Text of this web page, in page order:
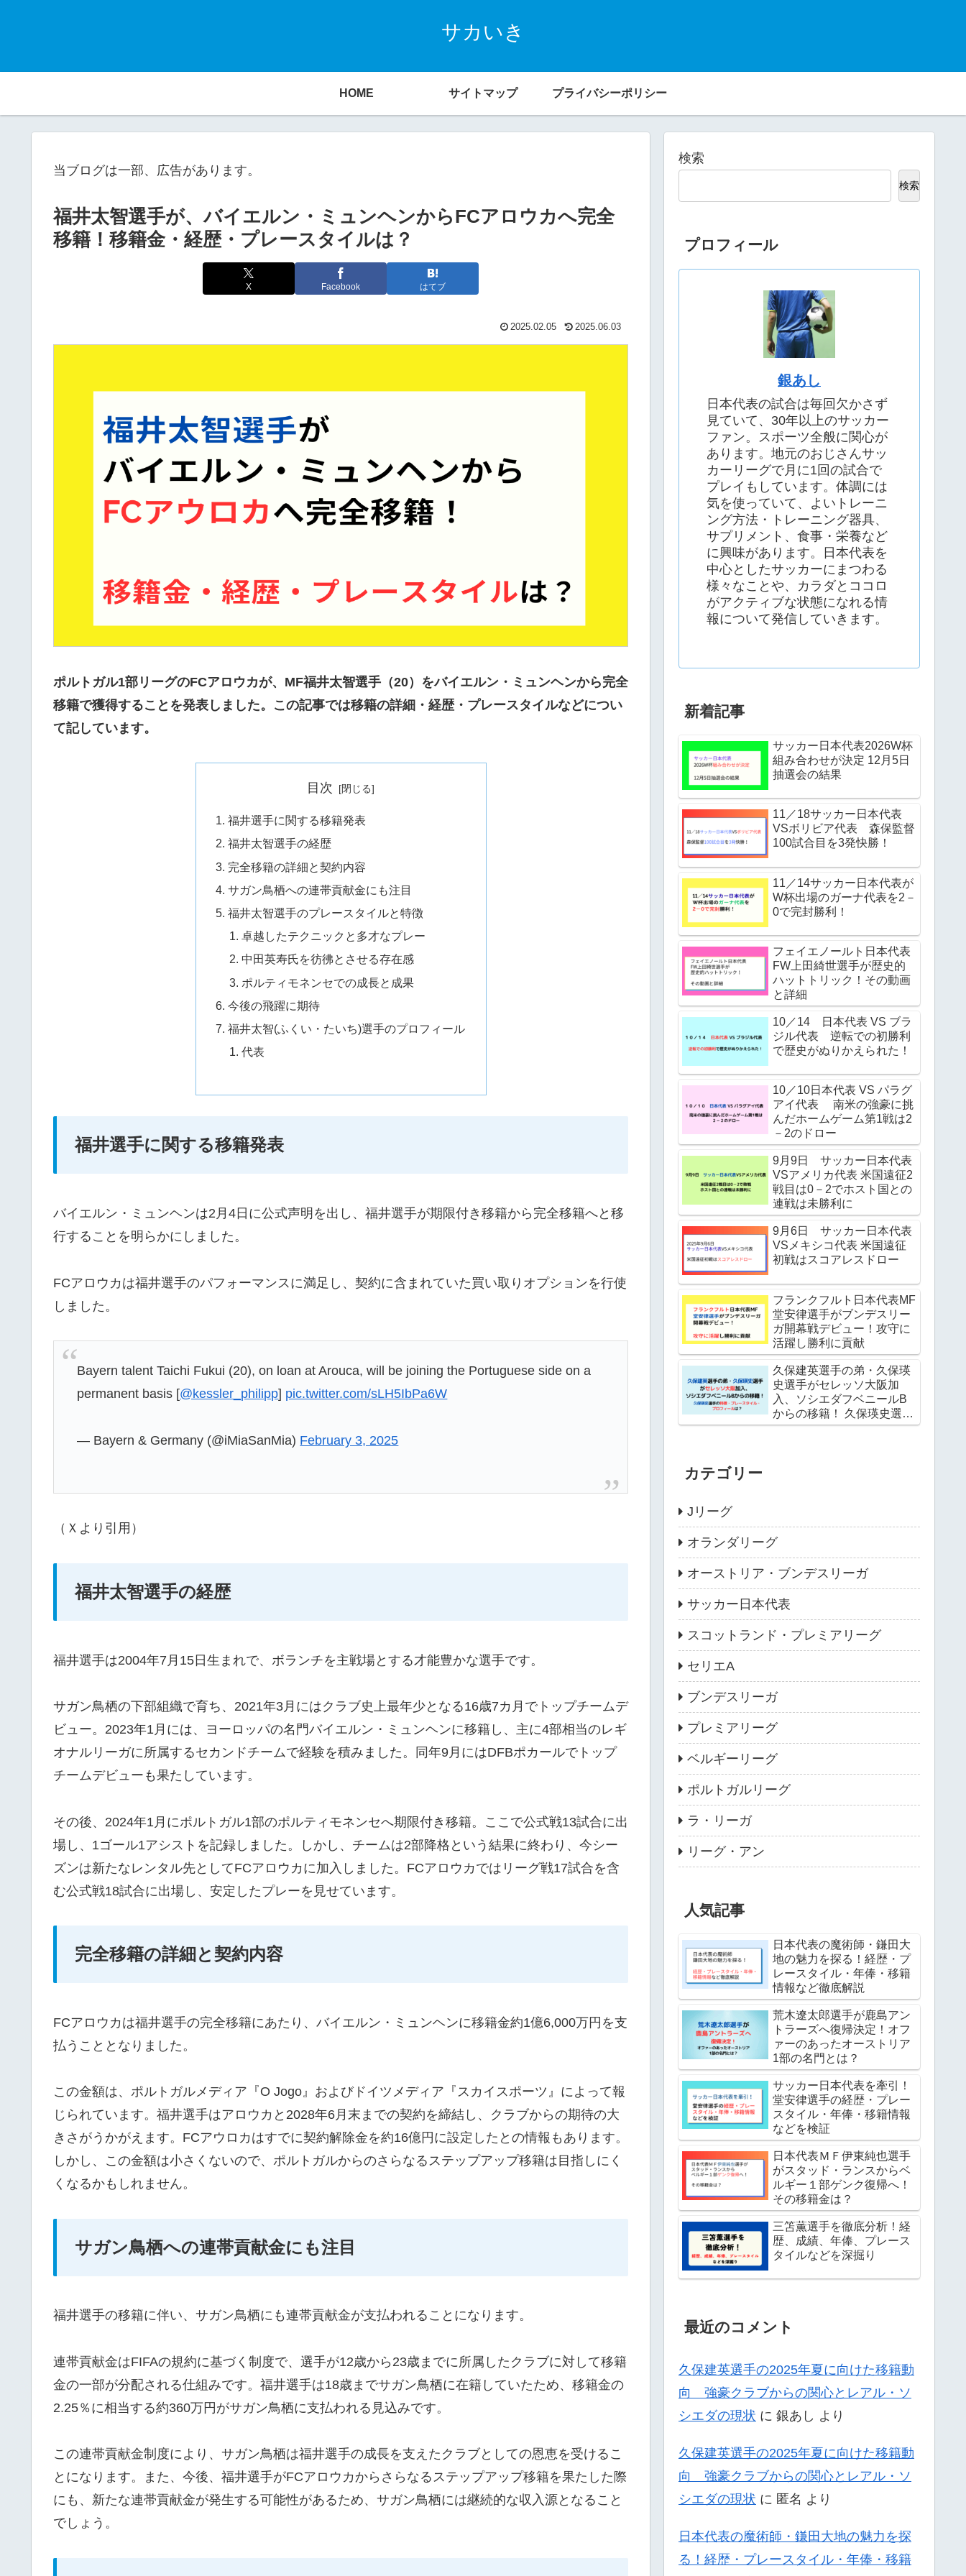
サカいき
HOME サイトマップ プライバシーポリシー
当ブログは一部、広告があります。
福井太智選手が、バイエルン・ミュンヘンからFCアロウカへ完全
移籍！移籍金・経歴・プレースタイルは？
X Facebook はてブ
2025.02.05 2025.06.03
ポルトガル1部リーグのFCアロウカが、MF福井太智選手（20）をバイエルン・ミュンヘンから完全
移籍で獲得することを発表しました。この記事では移籍の詳細・経歴・プレースタイルなどについ
て記しています。
目次
福井選手に関する移籍発表
福井太智選手の経歴
完全移籍の詳細と契約内容
サガン鳥栖への連帯貢献金にも注目
福井太智選手のプレースタイルと特徴
卓越したテクニックと多才なプレー
中田英寿氏を彷彿とさせる存在感
ポルティモネンセでの成長と成果
今後の飛躍に期待
福井太智(ふくい・たいち)選手のプロフィール
代表
福井選手に関する移籍発表
バイエルン・ミュンヘンは2月4日に公式声明を出し、福井選手が期限付き移籍から完全移籍へと移
行することを明らかにしました。
FCアロウカは福井選手のパフォーマンスに満足し、契約に含まれていた買い取りオプションを行使
しました。
Bayern talent Taichi Fukui (20), on loan at Arouca, will be joining the Portuguese side on a
permanent basis [@kessler_philipp] pic.twitter.com/sLH5IbPa6W
— Bayern & Germany (@iMiaSanMia) February 3, 2025
（Ｘより引用）
福井太智選手の経歴
福井選手は2004年7月15日生まれで、ボランチを主戦場とする才能豊かな選手です。
サガン鳥栖の下部組織で育ち、2021年3月にはクラブ史上最年少となる16歳7カ月でトップチームデ
ビュー。2023年1月には、ヨーロッパの名門バイエルン・ミュンヘンに移籍し、主に4部相当のレギ
オナルリーガに所属するセカンドチームで経験を積みました。同年9月にはDFBポカールでトップ
チームデビューも果たしています。
その後、2024年1月にポルトガル1部のポルティモネンセへ期限付き移籍。ここで公式戦13試合に出
場し、1ゴール1アシストを記録しました。しかし、チームは2部降格という結果に終わり、今シー
ズンは新たなレンタル先としてFCアロウカに加入しました。FCアロウカではリーグ戦17試合を含
む公式戦18試合に出場し、安定したプレーを見せています。
完全移籍の詳細と契約内容
FCアロウカは福井選手の完全移籍にあたり、バイエルン・ミュンヘンに移籍金約1億6,000万円を支
払うこととなりました。
この金額は、ポルトガルメディア『O Jogo』およびドイツメディア『スカイスポーツ』によって報
じられています。福井選手はアロウカと2028年6月末までの契約を締結し、クラブからの期待の大
きさがうかがえます。FCアウロカはすでに契約解除金を約16億円に設定したとの情報もあります。
しかし、この金額は小さくないので、ポルトガルからのさらなるステップアップ移籍は目指しにく
くなるかもしれません。
サガン鳥栖への連帯貢献金にも注目
福井選手の移籍に伴い、サガン鳥栖にも連帯貢献金が支払われることになります。
連帯貢献金はFIFAの規約に基づく制度で、選手が12歳から23歳までに所属したクラブに対して移籍
金の一部が分配される仕組みです。福井選手は18歳までサガン鳥栖に在籍していたため、移籍金の
2.25％に相当する約360万円がサガン鳥栖に支払われる見込みです。
この連帯貢献金制度により、サガン鳥栖は福井選手の成長を支えたクラブとしての恩恵を受けるこ
とになります。また、今後、福井選手がFCアロウカからさらなるステップアップ移籍を果たした際
にも、新たな連帯貢献金が発生する可能性があるため、サガン鳥栖には継続的な収入源となること
でしょう。
検索
検索
プロフィール
銀あし
日本代表の試合は毎回欠かさず
見ていて、30年以上のサッカー
ファン。スポーツ全般に関心が
あります。地元のおじさんサッ
カーリーグで月に1回の試合で
プレイもしています。体調には
気を使っていて、よいトレーニ
ング方法・トレーニング器具、
サプリメント、食事・栄養など
に興味があります。日本代表を
中心としたサッカーにまつわる
様々なことや、カラダとココロ
がアクティブな状態になれる情
報について発信していきます。
新着記事
サッカー日本代表2026W杯
組み合わせが決定 12月5日
抽選会の結果
11／18サッカー日本代表
VSボリビア代表 森保監督
100試合目を3発快勝！
11／14サッカー日本代表が
W杯出場のガーナ代表を2－
0で完封勝利！
フェイエノールト日本代表
FW上田綺世選手が歴史的
ハットトリック！その動画
と詳細
10／14 日本代表 VS ブラ
ジル代表 逆転での初勝利
で歴史がぬりかえられた！
10／10日本代表 VS パラグ
アイ代表 南米の強豪に挑
んだホームゲーム第1戦は2
－2のドロー
9月9日 サッカー日本代表
VSアメリカ代表 米国遠征2
戦目は0－2でホスト国との
連戦は未勝利に
9月6日 サッカー日本代表
VSメキシコ代表 米国遠征
初戦はスコアレスドロー
フランクフルト日本代表MF
堂安律選手がブンデスリー
ガ開幕戦デビュー！攻守に
活躍し勝利に貢献
久保建英選手の弟・久保瑛
史選手がセレッソ大阪加
入、ソシエダフベニールB
からの移籍！ 久保瑛史選手
の特徴・プレースタイル・
カテゴリー
Jリーグ
オランダリーグ
オーストリア・ブンデスリーガ
サッカー日本代表
スコットランド・プレミアリーグ
セリエA
ブンデスリーガ
プレミアリーグ
ベルギーリーグ
ポルトガルリーグ
ラ・リーガ
リーグ・アン
人気記事
日本代表の魔術師・鎌田大
地の魅力を探る！経歴・プ
レースタイル・年俸・移籍
情報など徹底解説
荒木遼太郎選手が鹿島アン
トラーズへ復帰決定！オフ
ァーのあったオーストリア
1部の名門とは？
サッカー日本代表を牽引！
堂安律選手の経歴・プレー
スタイル・年俸・移籍情報
などを検証
日本代表ＭＦ伊東純也選手
がスタッド・ランスからベ
ルギー１部ゲンク復帰へ！
その移籍金は？
三笘薫選手を徹底分析！経
歴、成績、年俸、プレース
タイルなどを深掘り
最近のコメント
久保建英選手の2025年夏に向けた移籍動
向 強豪クラブからの関心とレアル・ソ
シエダの現状 に 銀あし より
久保建英選手の2025年夏に向けた移籍動
向 強豪クラブからの関心とレアル・ソ
シエダの現状 に 匿名 より
日本代表の魔術師・鎌田大地の魅力を探
る！経歴・プレースタイル・年俸・移籍